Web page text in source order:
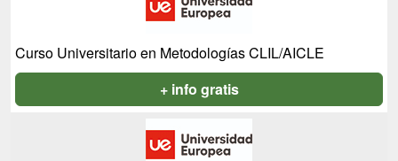
Curso Universitario en Metodologías CLIL/AICLE
+ info gratis